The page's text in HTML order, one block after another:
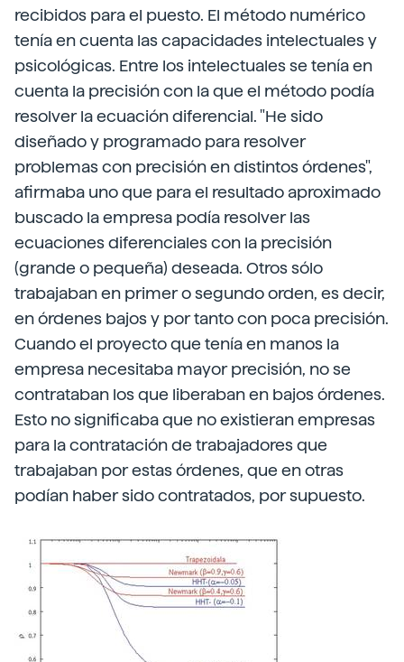
recibidos para el puesto. El método numérico
tenía en cuenta las capacidades intelectuales y
psicológicas. Entre los intelectuales se tenía en
cuenta la precisión con la que el método podía
resolver la ecuación diferencial. "He sido
diseñado y programado para resolver
problemas con precisión en distintos órdenes",
afirmaba uno que para el resultado aproximado
buscado la empresa podía resolver las
ecuaciones diferenciales con la precisión
(grande o pequeña) deseada. Otros sólo
trabajaban en primer o segundo orden, es decir,
en órdenes bajos y por tanto con poca precisión.
Cuando el proyecto que tenía en manos la
empresa necesitaba mayor precisión, no se
contrataban los que liberaban en bajos órdenes.
Esto no significaba que no existieran empresas
para la contratación de trabajadores que
trabajaban por estas órdenes, que en otras
podían haber sido contratados, por supuesto.